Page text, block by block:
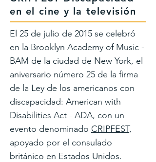
en el cine y la televisión
El 25 de julio de 2015 se celebró
en la Brooklyn Academy of Music -
BAM de la ciudad de New York, el
aniversario número 25 de la firma
de la Ley de los americanos con
discapacidad: American with
Disabilities Act - ADA, con un
evento denominado CRIPFEST,
apoyado por el consulado
británico en Estados Unidos.